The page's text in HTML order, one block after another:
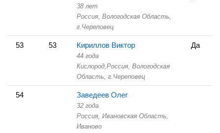
38 лет
Россия, Вологодская Область,
г.Череповец
53 53 Кириллов Виктор
44 года
Кислород, Россия, Вологодская
Область, г.Череповец
Да
54 Заведеев Олег
32 года
Россия, Ивановская Область,
Иваново